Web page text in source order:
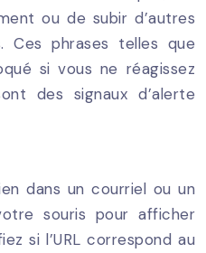
ou de subir d’autres
Ces phrases telles que
si vous ne réagissez
des signaux d’alerte
dans un courriel ou un
souris pour afficher
si l’URL correspond au